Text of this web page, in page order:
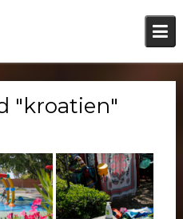
"kroatien"